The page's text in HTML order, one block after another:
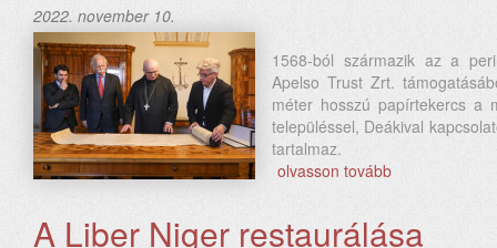
2022. november 10.
1568-ból származik az a
Apelso Trust Zrt.
méter hosszú papírtekercs a
településsel, Deákival
tartalmaz.
olvasson tovább
A Liber Niger restaurálása